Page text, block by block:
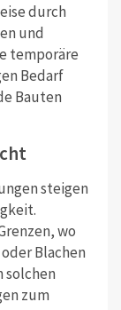
durch
und
temporäre
Bedarf
Bauten
steigen
wo
Blachen
solchen
zum